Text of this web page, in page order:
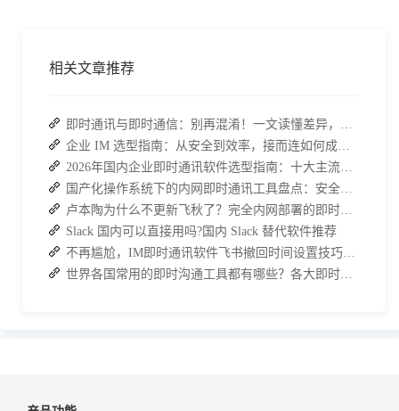
相关文章推荐
即时通讯与即时通信：别再混淆！一文读懂差异，接而连适配企业协作需求
企业 IM 选型指南：从安全到效率，接而连如何成为中大型企业首选
2026年国内企业即时通讯软件选型指南：十大主流平台深度盘点
国产化操作系统下的内网即时通讯工具盘点：安全与高效的双重亮点
卢本陶为什么不更新飞秋了？完全内网部署的即时通讯软件推荐
Slack 国内可以直接用吗?国内 Slack 替代软件推荐
不再尴尬，IM即时通讯软件飞书撤回时间设置技巧分享
世界各国常用的即时沟通工具都有哪些？各大即时通讯软件排行榜